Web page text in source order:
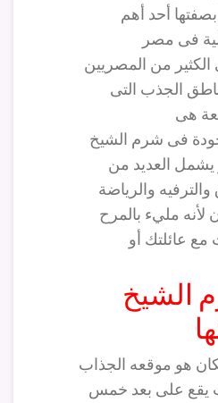
أحد أهم
فى مصر
من المصريين
الجذب التى
هى
فى شرم الشيخ
يشمل العديد من
والرياضة
مليء بالمرح
مع عائلتك أو
الشيخ
هو موقعه الجذاب
يقع على بعد خمس